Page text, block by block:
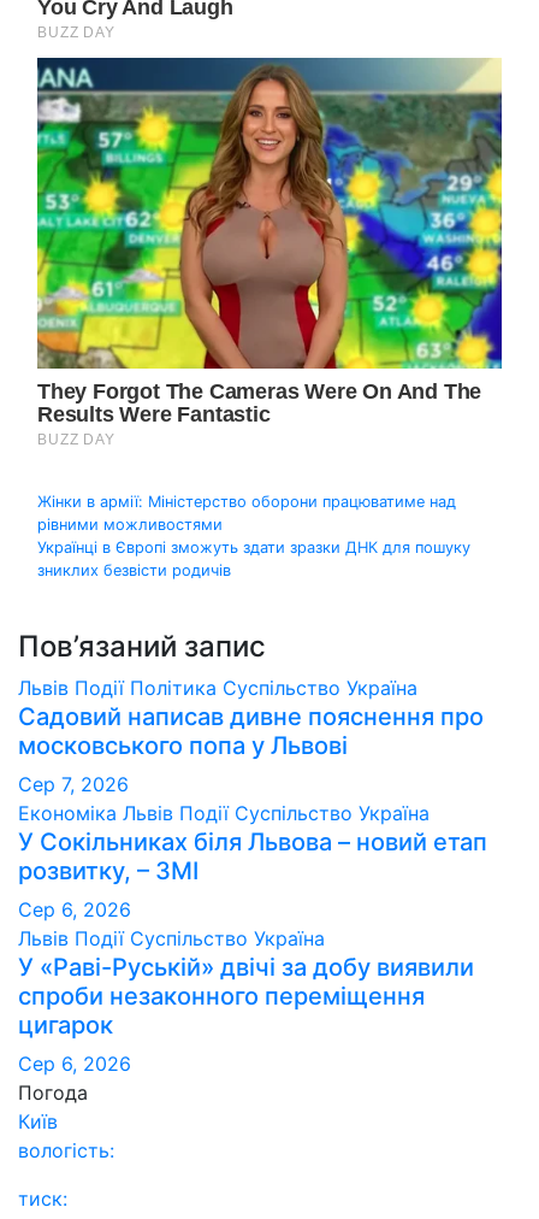
Навігація
записів
Жінки в армії: Міністерство оборони працюватиме над
рівними можливостями
Українці в Європі зможуть здати зразки ДНК для пошуку
зниклих безвісти родичів
Пов’язаний запис
Львів Події Політика Суспільство Україна
Садовий написав дивне пояснення про
московського попа у Львові
Сер 7, 2026
Економіка Львів Події Суспільство Україна
У Сокільниках біля Львова – новий етап
розвитку, – ЗМІ
Сер 6, 2026
Львів Події Суспільство Україна
У «Раві-Руській» двічі за добу виявили
спроби незаконного переміщення
цигарок
Сер 6, 2026
Погода
Київ
вологість:
тиск: